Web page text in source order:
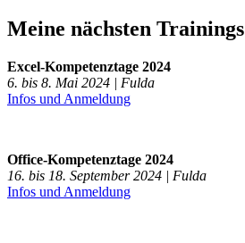
Meine nächsten Trainings
Excel-Kompetenztage 2024
6. bis 8. Mai 2024 | Fulda
Infos und Anmeldung
Office-Kompetenztage 2024
16. bis 18. September 2024 | Fulda
Infos und Anmeldung